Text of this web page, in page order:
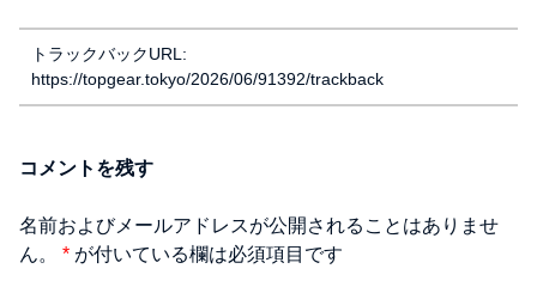
トラックバックURL:
https://topgear.tokyo/2026/06/91392/trackback
コメントを残す
名前およびメールアドレスが公開されることはありませ
ん。 * が付いている欄は必須項目です